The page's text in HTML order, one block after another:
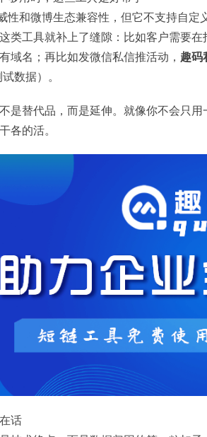
性和微博生态兼容性，但它不支持自
这类工具就补上了缝隙：比如客户需要
域名；再比如发微信私信推活动， 趣码
数据）。
是替代品，而是延伸。就像你不会只
各的活。
话